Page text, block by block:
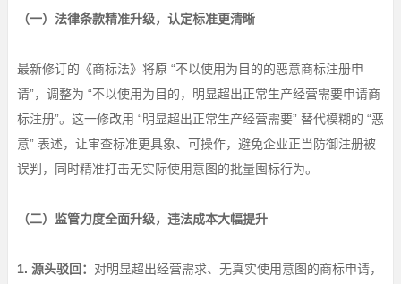
（一）法律条款精准升级，认定标准更清晰
最新修订的《商标法》将原 “不以使用为目的的恶意商标注册申
请”，调整为 “不以使用为目的，明显超出正常生产经营需要申请商
标注册”。这一修改用 “明显超出正常生产经营需要” 替代模糊的 “恶
意” 表述，让审查标准更具象、可操作，避免企业正当防御注册被
误判，同时精准打击无实际使用意图的批量囤标行为。
（二）监管力度全面升级，违法成本大幅提升
1. 源头驳回： 对明显超出经营需求、无真实使用意图的商标申请，